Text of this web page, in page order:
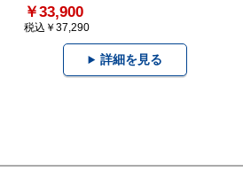
￥33,900
税込￥37,290
詳細を見る